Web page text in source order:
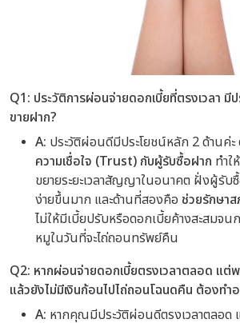
Q1: ประวัติการผ่อนจ่ายดอกเบี้ยที่ตรงเวลา มี
ขายฝาก?
A: ประวัติผ่อนดีมีประโยชน์หลัก 2 ด้านค่
ความเชื่อใจ (Trust) กับผู้รับซื้อฝาก ทำ
ขยายระยะเวลาสัญญาในอนาคต ฝั่งผู้รับ
ง่ายขึ้นมาก และด้านที่สองคือ ช่วยรักษา
ไม่ให้มีเบี้ยปรับหรือดอกเบี้ยค้างสะสมจ
หมูในวันที่จะไถ่ถอนทรัพย์คืน
Q2: หากผ่อนจ่ายดอกเบี้ยตรงเวลาตลอด แ
แล้วยังไม่มีเงินก้อนไปไถ่ถอนโฉนดคืน ต้องทำ
A: หากคุณมีประวัติผ่อนดีตรงเวลาตลอด